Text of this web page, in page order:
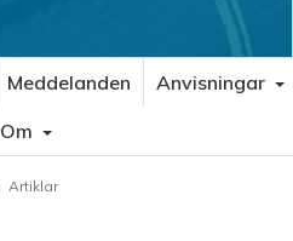
Meddelanden
Anvisningar
Om
Artiklar